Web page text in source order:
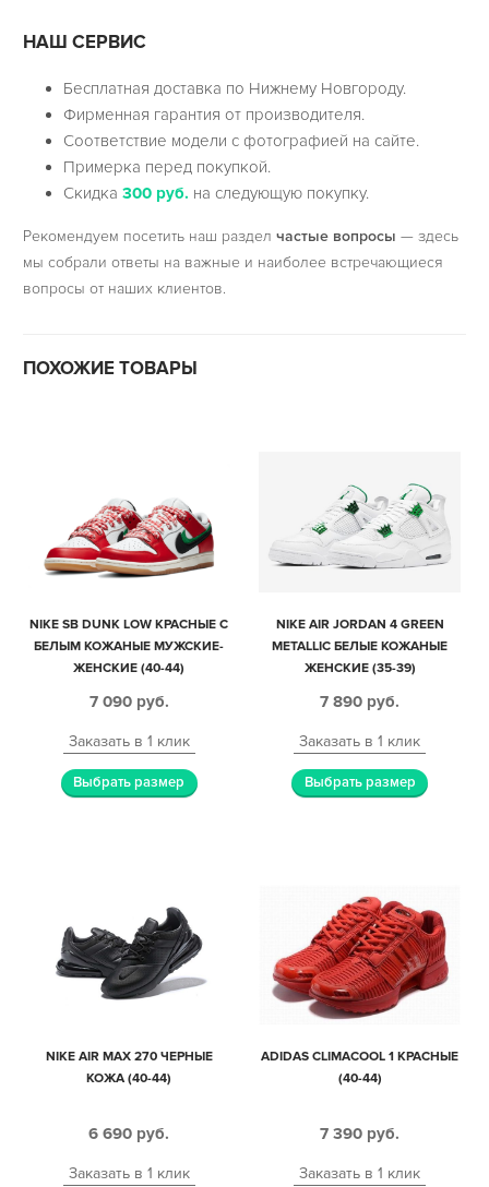
НАШ СЕРВИС
Бесплатная доставка по Нижнему Новгороду.
Фирменная гарантия от производителя.
Соответствие модели с фотографией на сайте.
Примерка перед покупкой.
Скидка300 руб. на следующую покупку.
Рекомендуем посетить наш раздел частые вопросы — здесь
мы собрали ответы на важные и наиболее встречающиеся
вопросы от наших клиентов.
ПОХОЖИЕ ТОВАРЫ
NIKE SB DUNK LOW КРАСНЫЕ С
БЕЛЫМ КОЖАНЫЕ МУЖСКИЕ-
ЖЕНСКИЕ (40-44)
7 090 руб.
Заказать в 1 клик
Выбрать размер
NIKE AIR JORDAN 4 GREEN
METALLIC БЕЛЫЕ КОЖАНЫЕ
ЖЕНСКИЕ (35-39)
7 890 руб.
Заказать в 1 клик
Выбрать размер
NIKE AIR MAX 270 ЧЕРНЫЕ
КОЖА (40-44)
6 690 руб.
Заказать в 1 клик
ADIDAS CLIMACOOL 1 КРАСНЫЕ
(40-44)
7 390 руб.
Заказать в 1 клик